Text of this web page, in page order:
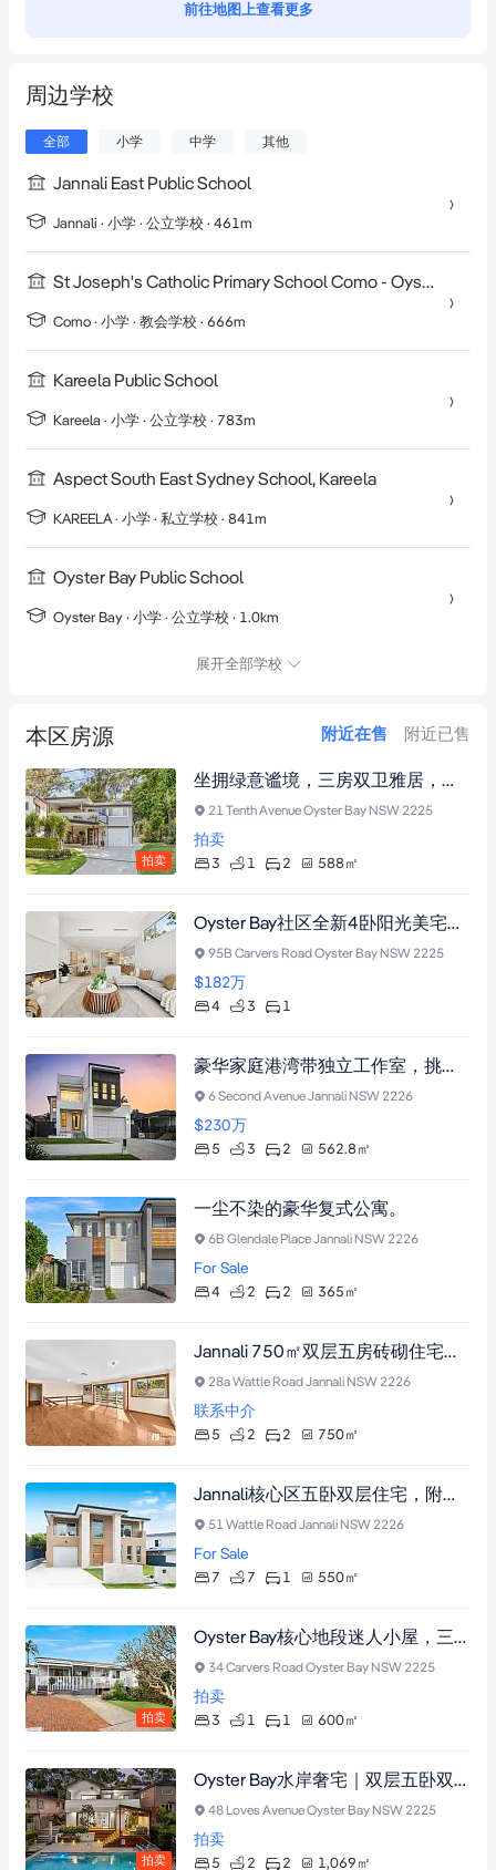
前往地图上查看更多
周边学校
全部 小学 中学 其他
Jannali East Public School
Jannali · 小学 · 公立学校 · 461m
St Joseph's Catholic Primary School Como - Oyster Bay
Como · 小学 · 教会学校 · 666m
Kareela Public School
Kareela · 小学 · 公立学校 · 783m
Aspect South East Sydney School, Kareela
KAREELA· 小学 · 私立学校 · 841m
Oyster Bay Public School
Oyster Bay · 小学 · 公立学校 · 1.0km
展开全部学校
本区房源 附近在售 附近已售
拍卖
坐拥绿意谧境，三房双卫雅居，近Kareela Village与名校
21 Tenth Avenue Oyster Bay NSW 2225
拍卖
3 1 2 588 ㎡
Oyster Bay社区全新4卧阳光美宅，开放式布局，私家庭院，近学校商铺交通
95B Carvers Road Oyster Bay NSW 2225
$182万
4 3 1
豪华家庭港湾带独立工作室，挑高天花板，中央空调，步行至火车站及学校
6 Second Avenue Jannali NSW 2226
$230万
5 3 2 562.8 ㎡
一尘不染的豪华复式公寓。
6B Glendale Place Jannali NSW 2226
For Sale
4 2 2 365 ㎡
Jannali 750㎡双层五房砖砌住宅，静谧家庭社区，毗邻名校与车站，改造潜力无限
28a Wattle Road Jannali NSW 2226
联系中介
5 2 2 750㎡
Jannali核心区五卧双层住宅，附带独立两卧公寓，恒温泳池与西向露台，多代同堂理想之选
51 Wattle Road Jannali NSW 2226
For Sale
7 7 1 550㎡
拍卖
Oyster Bay核心地段迷人小屋，三卧一卫，600.7㎡大地块，潜力无限
34 Carvers Road Oyster Bay NSW 2225
拍卖
3 1 1 600㎡
拍卖
Oyster Bay水岸奢宅｜双层五卧双客厅，恒温镁池与私家码头，尽享自然谧境
48 Loves Avenue Oyster Bay NSW 2225
拍卖
5 2 2 1,069 ㎡